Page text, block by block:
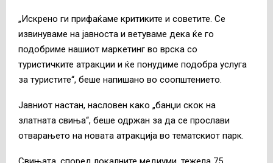
„Искрено ги прифаќаме критиките и советите. Се
извинуваме на јавноста и ветуваме дека ќе го
подобриме нашиот маркетинг во врска со
туристичките атракции и ќе понудиме подобра услуга
за туристите“, беше напишано во соопштението.
Јавниот настан, насловен како „банџи скок на
златната свиња“, беше одржан за да се прослави
отварањето на новата атракција во тематскиот парк.